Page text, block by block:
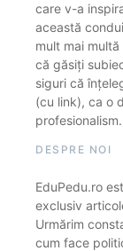
care v-a
această
mult mai
că găsiți
siguri că
(cu link), ca o
DESPRE NOI
EduPedu.ro
exclusiv
Urmărim
cum face